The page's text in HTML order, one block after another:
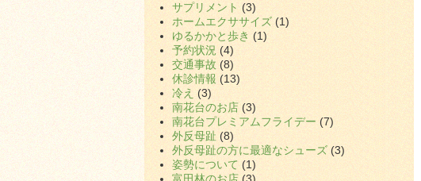
サプリメント (3)
ホームエクササイズ (1)
ゆるかかと歩き (1)
予約状況 (4)
交通事故 (8)
休診情報 (13)
冷え (3)
南花台のお店 (3)
南花台プレミアムフライデー (7)
外反母趾 (8)
外反母趾の方に最適なシューズ (3)
姿勢について (1)